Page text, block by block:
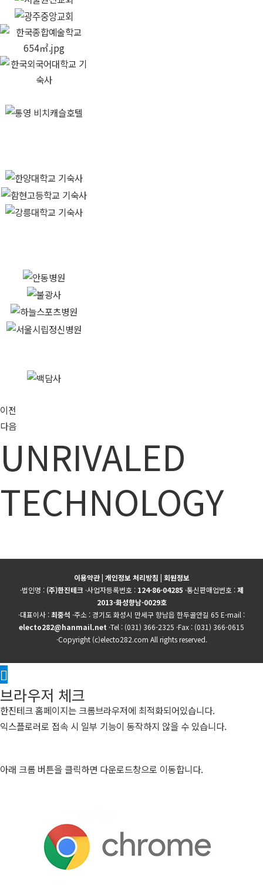
이전
다음
UNRIVALED
TECHNOLOGY
이용약관| 개인정보 처리방침 | 회원정보
·법인명 : (주)한진테크 ·사업자등록번호 : 124-86-04285 ·통신판매업번호 :제
2013-화성향남-0029호
·대표이사 :최중석 ·주소 : 경기도 화성시 만세구 향남읍 한두골안길 65 E-mail :
electo282@hanmail.net ·Tel : (031) 366-2325 ·Fax : (031) 366-0615
·Copyright (c)electo282.com All rights reserved.
to
Top
브라우저 체크
한진테크 홈페이지는 크롬브라우저에 최적화되어있습니다.
익스플로러로 접속 시 일부 기능이 동작하지 않을 수 있습니다.
아래 크롬 버튼을 클릭하면 다운로드창으로 이동합니다.